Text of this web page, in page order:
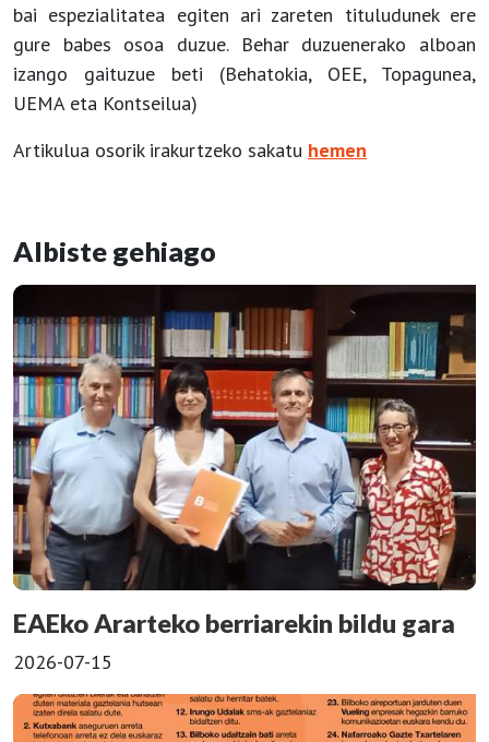
bai espezialitatea egiten ari zareten tituludunek ere
gure babes osoa duzue. Behar duzuenerako alboan
izango gaituzue beti (Behatokia, OEE, Topagunea,
UEMA eta Kontseilua)
Artikulua osorik irakurtzeko sakatu hemen
Albiste gehiago
EAEko Ararteko berriarekin bildu gara
2026-07-15